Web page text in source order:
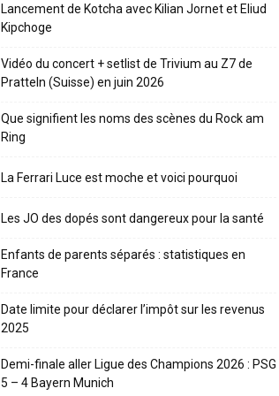
Lancement de Kotcha avec Kilian Jornet et Eliud
Kipchoge
Vidéo du concert + setlist de Trivium au Z7 de
Pratteln (Suisse) en juin 2026
Que signifient les noms des scènes du Rock am
Ring
La Ferrari Luce est moche et voici pourquoi
Les JO des dopés sont dangereux pour la santé
Enfants de parents séparés : statistiques en
France
Date limite pour déclarer l’impôt sur les revenus
2025
Demi-finale aller Ligue des Champions 2026 : PSG
5 – 4 Bayern Munich